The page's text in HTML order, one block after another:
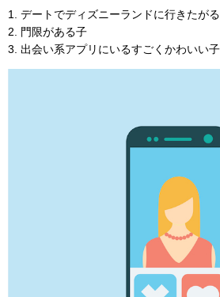
1. デートでディズニーランドに行きたが
2. 門限がある子
3. 出会い系アプリにいるすごくかわいい子